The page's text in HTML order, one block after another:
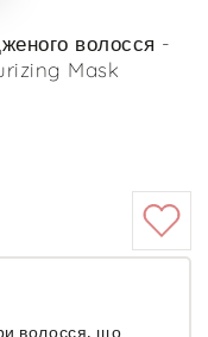
волосся -
Mask
волосся, що